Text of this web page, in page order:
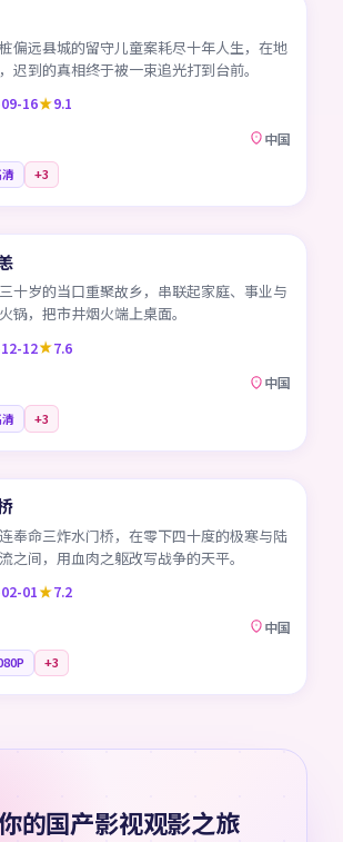
偏远县城的留守儿童案耗尽十年人生，在地
迟到的真相终于被一束追光打到台前。
16 9.1
中国
+3
十岁的当口重聚故乡，串联起家庭、事业与
锅，把市井烟火端上桌面。
12 7.6
中国
+3
奉命三炸水门桥，在零下四十度的极寒与陆
之间，用血肉之躯改写战争的天平。
01 7.2
中国
+3
的国产影视观影之旅